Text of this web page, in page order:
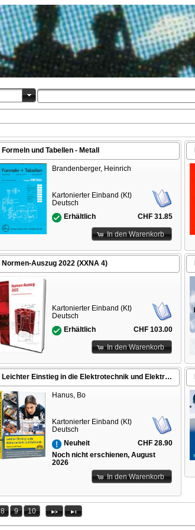
Formeln und Tabellen - Metall
Brandenberger, Heinrich
Kartonierter Einband (Kt)
Deutsch
Erhältlich
CHF 31.85
In den Warenkorb
Normen-Auszug 2022 (XXNA 4)
Kartonierter Einband (Kt)
Deutsch
Erhältlich
CHF 103.00
In den Warenkorb
Leichter Einstieg in die Elektrotechnik und Elektronik - Einstieg und Praxis mit vielen praktischen Beispielen
Hanus, Bo
Kartonierter Einband (Kt)
Deutsch
Neuheit
CHF 28.90
Noch nicht erschienen, August
2026
In den Warenkorb
8 9 10